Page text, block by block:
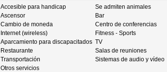
Accesible para handicap Se admiten animales
Ascensor
Bar
Cambio de moneda
Centro de conferencias
Internet (wireless)
Fitness - Sports
Aparcamiento para discapacitados TV
Restaurante
Salas de reuniones
Transportación
Sistemas de audio y vídeo
Otros servicios